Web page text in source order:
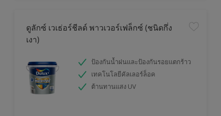
ดูลักซ์ เวเธ่อร์ชีลด์ พาวเวอร์เฟล็กซ์ (ชนิดกึ่ง
เงา)
ป้องกันน้ำฝนและป้องกันรอยแตกร้าว
เทคโนโลยีคัลเลอร์ล็อค
ต้านทานแสง UV